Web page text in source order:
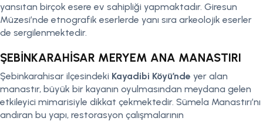
yansıtan birçok esere ev sahipliği yapmaktadır. Giresun
Müzesi’nde etnografik eserlerde yanı sıra arkeolojik eserler
de sergilenmektedir.
ŞEBİNKARAHİSAR MERYEM ANA MANASTIRI
Şebinkarahisar ilçesindeki Kayadibi Köyü’nde yer alan
manastır, büyük bir kayanın oyulmasından meydana gelen
etkileyici mimarisiyle dikkat çekmektedir. Sümela Manastırı’nı
andıran bu yapı, restorasyon çalışmalarının